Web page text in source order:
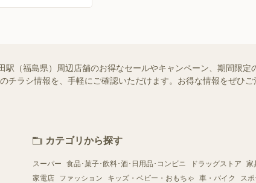
（福島県）周辺店舗のお得なセールやキャンペーン、期間限定
ラシ情報を、手軽にご確認いただけます。お得な情報をぜひご
カテゴリから探す
スーパー 食品･菓子･飲料･酒･日用品･コンビニ ドラッグストア
家
家電店
ファッション キッズ・ベビー・おもちゃ 車・バイク
ス